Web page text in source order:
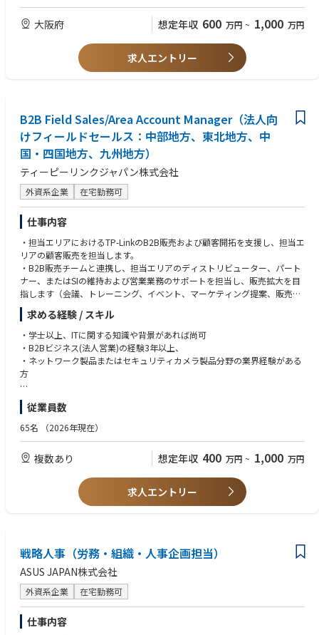
・部材選定、発注など
またはそういった業務範囲に興味をお持ちの方。
大阪府 想定年収 600 万円 ~ 1,000 万円
求人エントリー
B2B Field Sales/Area Account Manager（法人向
けフィールドセールス：中部地方、東北地方、中
国・四国地方、九州地方）
ティーピーリンクジャパン株式会社
外資系企業 在宅勤務可
仕事内容
・担当エリアにおけるTP-LinkのB2B販売および顧客開拓を支援し、担当エ
リアの顧客販売を担当します。
・B2B販売チームと連携し、担当エリアのディストリビューター、パート
ナー、またはSIの維持および営業業務のサポートを担当し、販売拡大を目
指します（会議、トレーニング、イベント、マーケティング提案、販売資
料の配布など）。
・担当エリアの新規チャネル、新規B2Bディストリビューター、新規シス
テムインテグレーターの開拓、B2B販売拡大への取り組み（コールドコー
ル、メール連絡、会議での問い合わせなど）。
・中小企業向け製品の販売力強化を目的とした、関連するB2Bイベント、
活動、またはプログラムのサポート。
・上記以外のB2Bビジネスに関連する業務
求める経験 / スキル
・学士以上、ITに関する知識や背景があれば尚可
・B2Bビジネス(法人営業)の経験3年以上、
・ネットワーク製品またはセキュリティカメラ製品分野の業界経験がある
方
【求める人物像】
・積極的で、効率性があり、物事を積極的に考え、新しい挑戦を好み、常
に学び、向上心がある方
従業員数
65名 （2026年現在）
複数あり 想定年収 400 万円 ~ 1,000 万円
求人エントリー
戦略人事（労務・組織・人事企画担当）
ASUS JAPAN株式会社
外資系企業 在宅勤務可
仕事内容